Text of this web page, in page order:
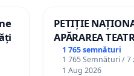
PETIȚIE
APĂRAREA
DE
1 765 semnături
1 765 Semnături / 7
1 Aug 2026